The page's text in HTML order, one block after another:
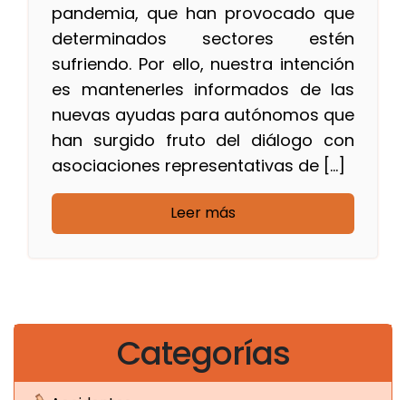
pandemia, que han provocado que
determinados sectores estén
sufriendo. Por ello, nuestra intención
es mantenerles informados de las
nuevas ayudas para autónomos que
han surgido fruto del diálogo con
asociaciones representativas de […]
Leer más
Categorías